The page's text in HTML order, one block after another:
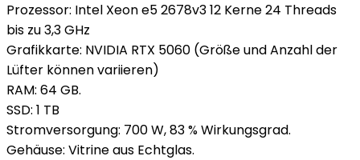
Prozessor: Intel Xeon e5 2678v3 12 Kerne 24 Threads
bis zu 3,3 GHz
Grafikkarte: NVIDIA RTX 5060 (Größe und Anzahl der
Lüfter können variieren)
RAM: 64 GB.
SSD: 1 TB
Stromversorgung: 700 W, 83 % Wirkungsgrad.
Gehäuse: Vitrine aus Echtglas.